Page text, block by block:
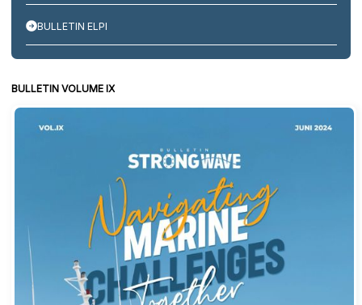
BULLETIN ELPI
BULLETIN VOLUME IX